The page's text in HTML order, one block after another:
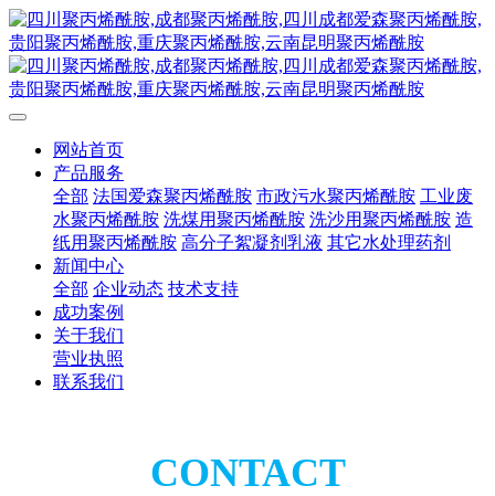
网站首页
产品服务
全部 法国爱森聚丙烯酰胺 市政污水聚丙烯酰胺 工业废
水聚丙烯酰胺 洗煤用聚丙烯酰胺 洗沙用聚丙烯酰胺 造
纸用聚丙烯酰胺 高分子絮凝剂乳液 其它水处理药剂
新闻中心
全部 企业动态 技术支持
成功案例
关于我们
营业执照
联系我们
CONTACT